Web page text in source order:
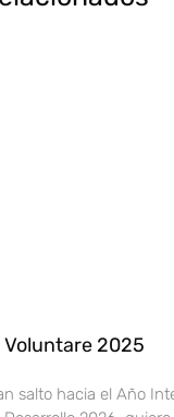
Voluntare 2025
salto hacia el Año